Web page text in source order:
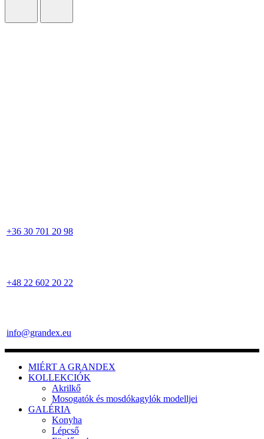
+36 30 701 20 98
+48 22 602 20 22
info@grandex.eu
MIÉRT A GRANDEX
KOLLEKCIÓK
Akrilkő
Mosogatók és mosdókagylók modelljei
GALÉRIA
Konyha
Lépcső